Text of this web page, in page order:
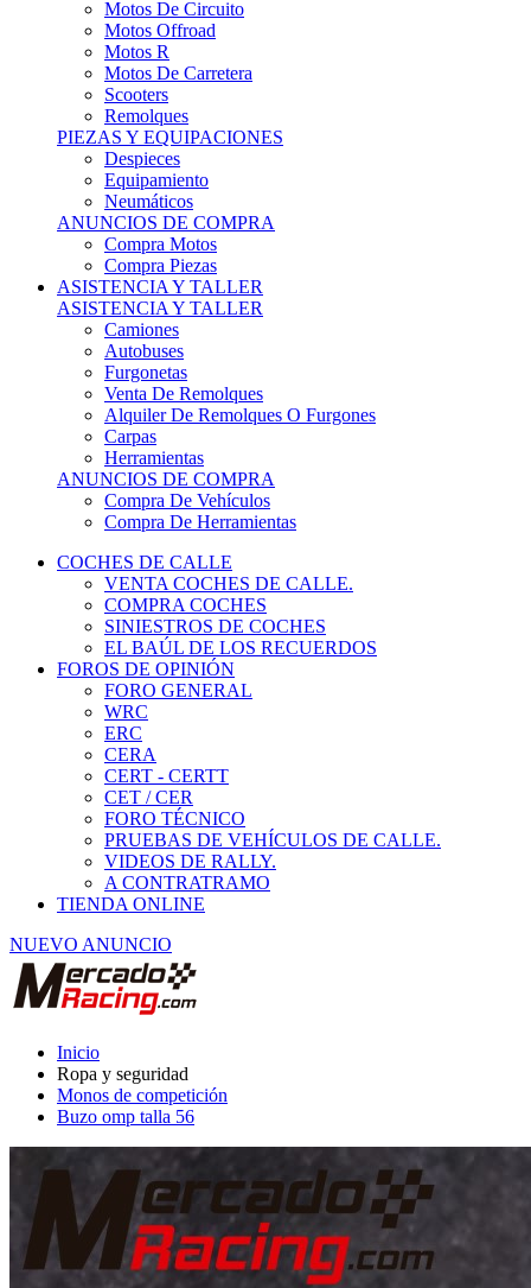
Motos R
Motos De Carretera
Scooters
Remolques
PIEZAS Y EQUIPACIONES
Despieces
Equipamiento
Neumáticos
ANUNCIOS DE COMPRA
Compra Motos
Compra Piezas
ASISTENCIA Y TALLER
ASISTENCIA Y TALLER
Camiones
Autobuses
Furgonetas
Venta De Remolques
Alquiler De Remolques O Furgones
Carpas
Herramientas
ANUNCIOS DE COMPRA
Compra De Vehículos
Compra De Herramientas
COCHES DE CALLE
VENTA COCHES DE CALLE.
COMPRA COCHES
SINIESTROS DE COCHES
EL BAÚL DE LOS RECUERDOS
FOROS DE OPINIÓN
FORO GENERAL
WRC
ERC
CERA
CERT - CERTT
CET / CER
FORO TÉCNICO
PRUEBAS DE VEHÍCULOS DE CALLE.
VIDEOS DE RALLY.
A CONTRATRAMO
TIENDA ONLINE
NUEVO ANUNCIO
Ropa y seguridad
Monos de competición
Buzo omp talla 56